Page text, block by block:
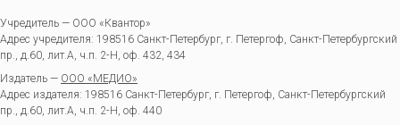
Учредитель — ООО «Квантор»
Адрес учредителя: 198516 Санкт-Петербург, г. Петергоф, Санкт-Петербургский
пр., д.60, лит.А, ч.п. 2-Н, оф. 432, 434
Издатель — ООО «МЕДИО»
Адрес издателя: 198516 Санкт-Петербург, г. Петергоф, Санкт-Петербургский
пр., д.60, лит.А, ч.п. 2-Н, оф. 440